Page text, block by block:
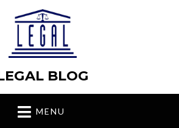
BLOG
MENU